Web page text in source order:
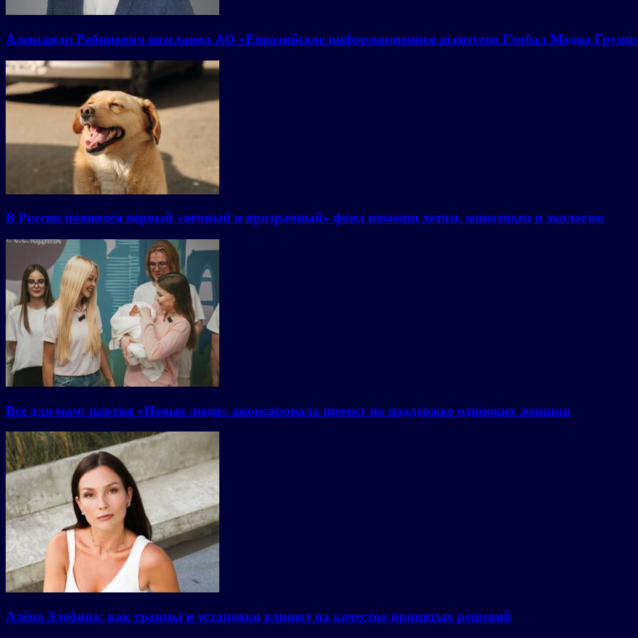
Александр Рабинович возглавил АО «Евразийское информационное агентство Глобал Медиа
В России появился первый «вечный и прозрачный» фонд помощи детям, животным и экологии
Все для мам: партия «Новые люди» анонсировала проект по поддержке одиноких женщин
Алёна Злобина: как травмы и установки влияют на качество принятых решений